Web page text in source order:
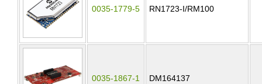
0035-1779-5 RN1723-I/RM100
0035-1867-1 DM164137